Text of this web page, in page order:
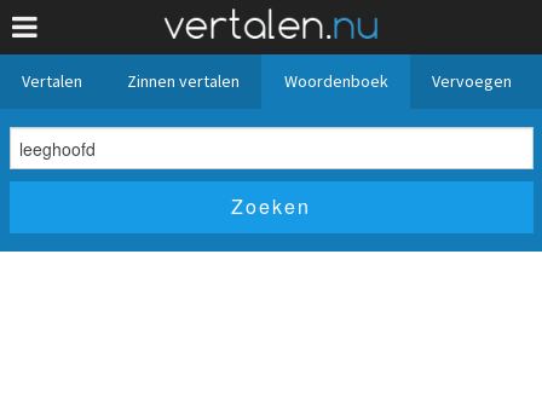
Vertalen Zinnen vertalen Woordenboek Vervoegen